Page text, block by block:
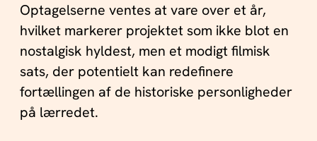
Optagelserne ventes at vare over et år,
hvilket markerer projektet som ikke blot en
nostalgisk hyldest, men et modigt filmisk
sats, der potentielt kan redefinere
fortællingen af de historiske personligheder
på lærredet.